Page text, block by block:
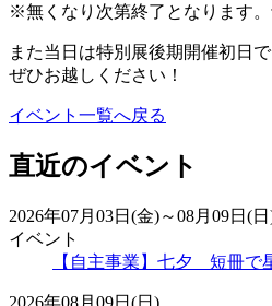
※無くなり次第終了となります。
また当日は特別展後期開催初日で
ぜひお越しください！
イベント一覧へ戻る
直近のイベント
2026年07月03日(金)～08月09日(
イベント
【自主事業】七夕 短冊で